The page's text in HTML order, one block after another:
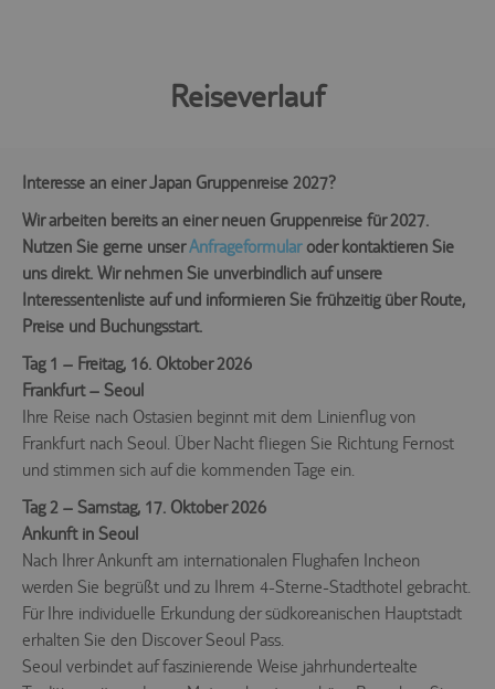
Reiseverlauf
Interesse an einer Japan Gruppenreise 2027?
Wir arbeiten bereits an einer neuen Gruppenreise für 2027.
Nutzen Sie gerne unserAnfrageformularoder kontaktieren Sie
uns direkt. Wir nehmen Sie unverbindlich auf unsere
Interessentenliste auf und informieren Sie frühzeitig über Route,
Preise und Buchungsstart.
Tag 1 – Freitag, 16. Oktober 2026
Frankfurt – Seoul
Ihre Reise nach Ostasien beginnt mit dem Linienflug von
Frankfurt nach Seoul. Über Nacht fliegen Sie Richtung Fernost
und stimmen sich auf die kommenden Tage ein.
Tag 2 – Samstag, 17. Oktober 2026
Ankunft in Seoul
Nach Ihrer Ankunft am internationalen Flughafen Incheon
werden Sie begrüßt und zu Ihrem 4-Sterne-Stadthotel gebracht.
Für Ihre individuelle Erkundung der südkoreanischen Hauptstadt
erhalten Sie den Discover Seoul Pass.
Seoul verbindet auf faszinierende Weise jahrhundertealte